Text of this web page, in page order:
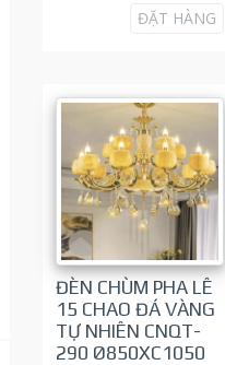
ĐẶT HÀNG
ĐÈN CHÙM PHA LÊ
15 CHAO ĐÁ VÀNG
TỰ NHIÊN CNQT-
290 Ø850XC1050